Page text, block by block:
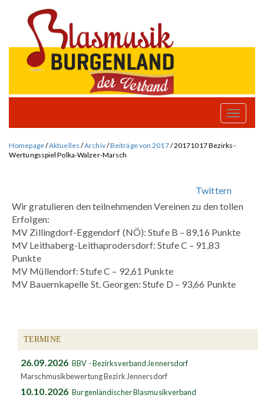
Toggle
Homepage/Aktuelles /Archiv/Beiträge von 2017/20171017 Bezirks-
Wertungsspiel Polka-Walzer-Marsch
Twittern
Wir gratulieren den teilnehmenden Vereinen zu den tollen
Erfolgen:
MV Zillingdorf-Eggendorf (NÖ): Stufe B – 89,16 Punkte
MV Leithaberg-Leithaprodersdorf: Stufe C – 91,83
Punkte
MV Müllendorf: Stufe C – 92,61 Punkte
MV Bauernkapelle St. Georgen: Stufe D – 93,66 Punkte
TERMINE
26.09.2026 BBV - Bezirksverband Jennersdorf
Marschmusikbewertung Bezirk Jennersdorf
10.10.2026 Burgenländischer Blasmusikverband